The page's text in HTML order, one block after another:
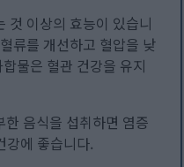
것 이상의 효능이 있습니
류를 개선하고 혈압을 낮
물은 혈관 건강을 유지
음식을 섭취하면 염증
강에 좋습니다.